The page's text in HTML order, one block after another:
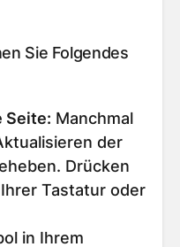
Sie Folgendes
Seite: Manchmal
der
Drücken
Tastatur oder
in Ihrem